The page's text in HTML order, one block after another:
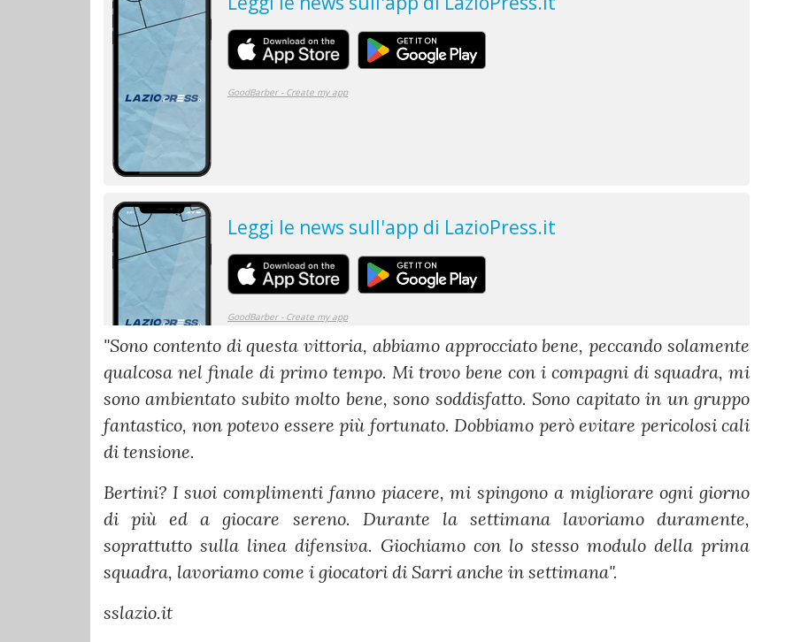
"Sono contento di questa vittoria, abbiamo approcciato bene, peccando solamente
qualcosa nel finale di primo tempo. Mi trovo bene con i compagni di squadra, mi
sono ambientato subito molto bene, sono soddisfatto. Sono capitato in un gruppo
fantastico, non potevo essere più fortunato. Dobbiamo però evitare pericolosi cali
di tensione.
Bertini? I suoi complimenti fanno piacere, mi spingono a migliorare ogni giorno
di più ed a giocare sereno. Durante la settimana lavoriamo duramente,
soprattutto sulla linea difensiva. Giochiamo con lo stesso modulo della prima
squadra, lavoriamo come i giocatori di Sarri anche in settimana".
sslazio.it